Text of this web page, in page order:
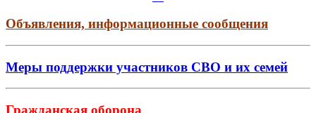
Объявления, информационные сообщения
Меры поддержки участников СВО и их семей
Гражданская оборона